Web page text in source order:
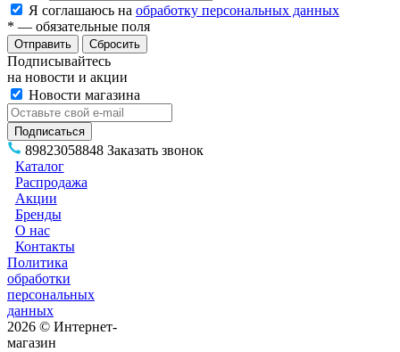
Я соглашаюсь на обработку персональных данных
* — обязательные поля
Сбросить
Подписывайтесь
на новости и акции
Новости магазина
89823058848 Заказать звонок
Каталог
Распродажа
Акции
Бренды
О нас
Контакты
Политика
обработки
персональных
данных
2026 © Интернет-
магазин